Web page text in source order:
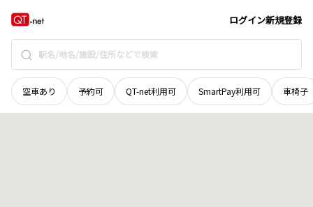
ログイン新規登録
空車あり 予約可 QT-net利用可 SmartPay利用可 車椅子
広島県